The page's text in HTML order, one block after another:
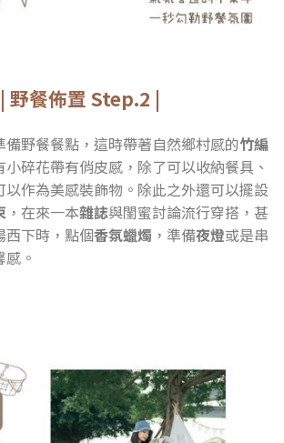
| 野餐佈置 Step.2 |
野餐餐點，這時帶著自然鄉村感的竹編
小碎花帶有俏皮感，除了可以收納餐具、
作為美感裝飾物。除此之外還可以擺設
，在來一本雜誌與閨蜜討論流行穿搭，甚
西下時，點個香氛蠟燭 ，準備夜燈或是串
感。